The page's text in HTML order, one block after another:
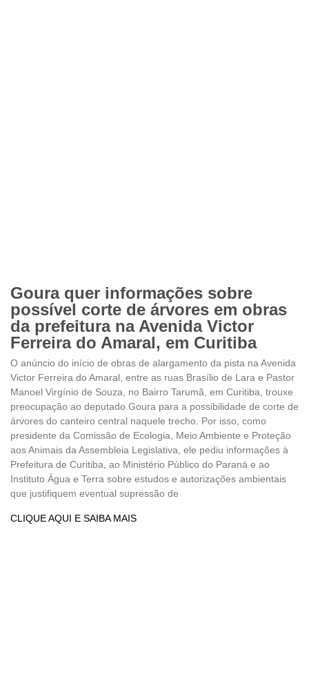
Goura quer informações sobre
possível corte de árvores em obras
da prefeitura na Avenida Victor
Ferreira do Amaral, em Curitiba
O anúncio do início de obras de alargamento da pista na Avenida
Victor Ferreira do Amaral, entre as ruas Brasílio de Lara e Pastor
Manoel Virgínio de Souza, no Bairro Tarumã, em Curitiba, trouxe
preocupação ao deputado Goura para a possibilidade de corte de
árvores do canteiro central naquele trecho. Por isso, como
presidente da Comissão de Ecologia, Meio Ambiente e Proteção
aos Animais da Assembleia Legislativa, ele pediu informações à
Prefeitura de Curitiba, ao Ministério Público do Paraná e ao
Instituto Água e Terra sobre estudos e autorizações ambientais
que justifiquem eventual supressão de
CLIQUE AQUI E SAIBA MAIS